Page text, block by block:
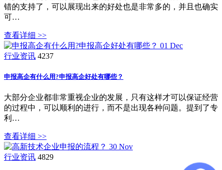
错的支持了，可以展现出来的好处也是非常多的，并且也确实
可…
查看详细 >>
01 Dec
行业资讯 4237
申报高企有什么用?申报高企好处有哪些？
大部分企业都非常重视企业的发展，只有这样才可以保证经营
的过程中，可以顺利的进行，而不是出现各种问题。提到了专
利…
查看详细 >>
30 Nov
行业资讯 4829